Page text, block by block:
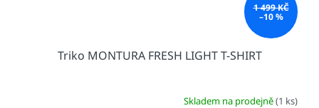
1 499 KČ
–10 %
Triko MONTURA FRESH LIGHT T-SHIRT
Skladem na prodejně(1 ks)